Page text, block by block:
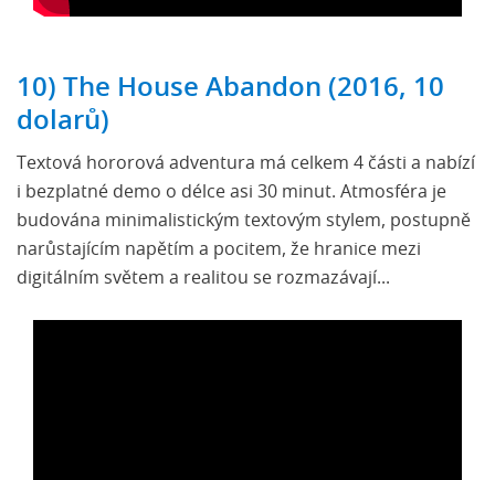
10) The House Abandon (2016, 10
dolarů)
Textová hororová adventura má celkem 4 části a nabízí
i bezplatné demo o délce asi 30 minut. Atmosféra je
budována minimalistickým textovým stylem, postupně
narůstajícím napětím a pocitem, že hranice mezi
digitálním světem a realitou se rozmazávají...